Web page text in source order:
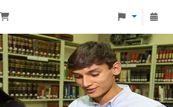
Monteávila